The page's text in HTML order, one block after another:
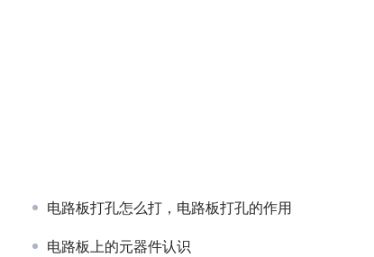
电路板打孔怎么打，电路板打孔的作用
电路板上的元器件认识